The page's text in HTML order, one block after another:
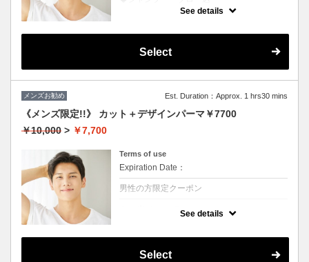
★ブリーチを除くカラー付き
See details
Select
メンズお勧め Est. Duration：Approx. 1 hrs30 mins
《メンズ限定!!》 カット＋デザインパーマ￥7700
￥10,000 > ￥7,700
Terms of use
Expiration Date：
男性の方限定クーポン
※ツイスト、スパイラルの場合は別途＋3000
See details
Select